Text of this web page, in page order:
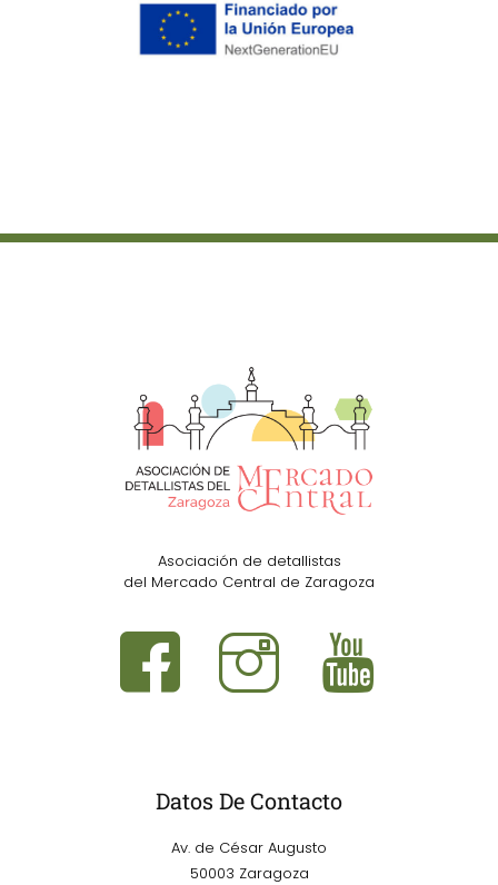
Asociación de detallistas
del Mercado Central de Zaragoza
Datos De Contacto
Av. de César Augusto
50003 Zaragoza